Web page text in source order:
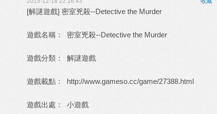
[解謎遊戲] 密室兇殺--Detective the Murder
遊戲名稱： 密室兇殺--Detective the Murder
遊戲分類： 解謎遊戲
遊戲載點： http://www.gameso.cc/game/27388.html
遊戲出處： 小遊戲